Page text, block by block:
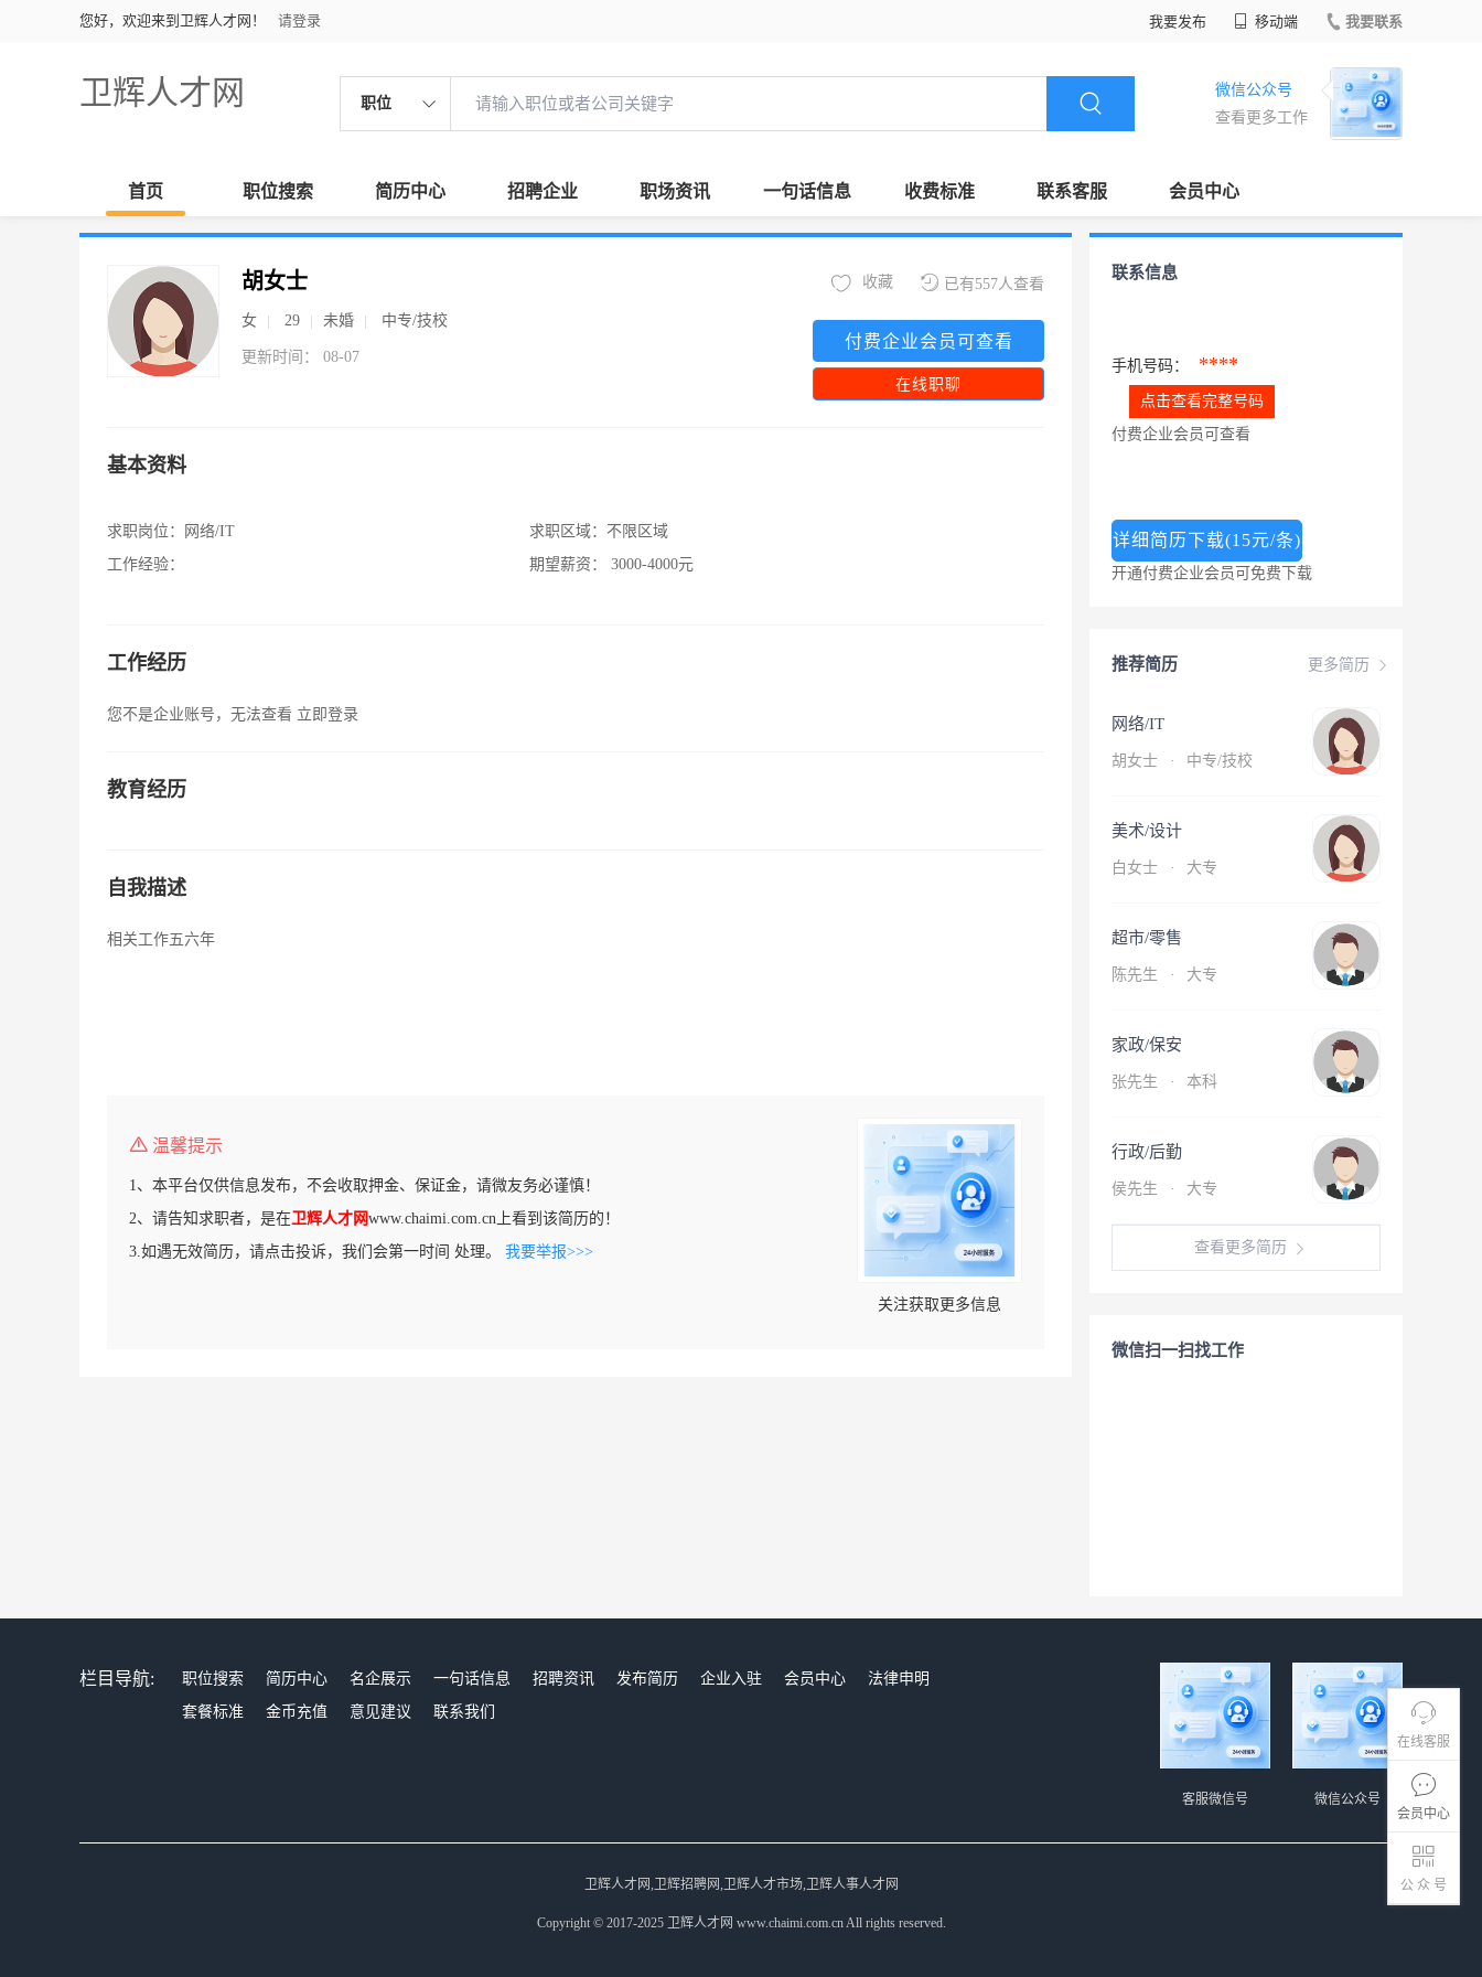
您好，欢迎来到卫辉人才网！ 请登录 我要发布 移动端 我要联系
卫辉人才网 职位
微信公众号
查看更多工作
首页 职位搜索 简历中心 招聘企业 职场资讯 一句话信息 收费标准 联系客服 会员中心
在线客服
会员中心
公 众 号
胡女士
女 29 未婚 中专/技校
更新时间： 08-07
已有557人查看
收藏
付费企业会员可查看
在线职聊
基本资料
求职岗位：
网络/IT
工作经验：
求职区域： 不限区域
期望薪资：
3000-4000元
工作经历
您不是企业账号，无法查看 立即登录
教育经历
自我描述
相关工作五六年
温馨提示
1、本平台仅供信息发布，不会收取押金、保证金，请微友务必谨慎！
2、请告知求职者，是在卫辉人才网www.chaimi.com.cn上看到该简历的！
3.如遇无效简历，请点击投诉，我们会第一时间 处理。 我要举报>>>
关注获取更多信息
联系信息
手机号码： ****
点击查看完整号码
付费企业会员可查看
详细简历下载(15元/条)
开通付费企业会员可免费下载
更多简历
推荐简历
网络/IT
胡女士 · 中专/技校
美术/设计
白女士 · 大专
超市/零售
陈先生 · 大专
家政/保安
张先生 · 本科
行政/后勤
侯先生 · 大专
查看更多简历
微信扫一扫找工作
栏目导航: 职位搜索 简历中心 名企展示 一句话信息 招聘资讯 发布简历 企业入驻 会员中心
法律申明
套餐标准
金币充值 意见建议 联系我们
微信公众号
客服微信号
卫辉人才网,卫辉招聘网,卫辉人才市场,卫辉人事人才网
Copyright © 2017-2025 卫辉人才网 www.chaimi.com.cn All rights reserved.